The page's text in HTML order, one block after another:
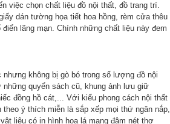
việc chọn chất liệu đồ nội thất, đồ trang trí.
dán tường họa tiết hoa hồng, rèm cửa thêu
lãng mạn. Chính những chất liệu này đem
không bị gò bó trong số lượng đồ nội
quyển sách cũ, khung ảnh lưu giữ
đồng hồ cát,... Với kiểu phong cách nội thất
ý thích miễn là sắp xếp mọi thứ ngăn nắp,
liệu có in hình hoa lá mang đậm nét thơ